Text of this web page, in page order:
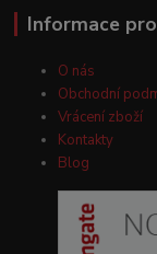
Informace
O nás
Obchodní
Vrácení zboží
Kontakty
Blog